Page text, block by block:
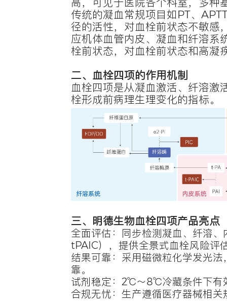
发布时
近日，
盖血栓
（tPAIC
复合物
和治疗